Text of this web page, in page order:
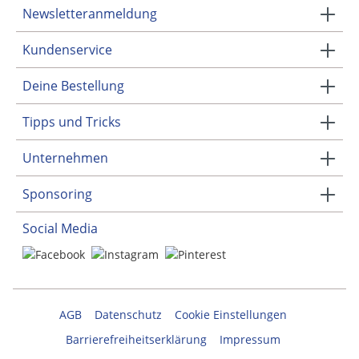
Newsletteranmeldung
Kundenservice
Deine Bestellung
Tipps und Tricks
Unternehmen
Sponsoring
Social Media
AGB Datenschutz
Cookie Einstellungen
Barrierefreiheitserklärung
Impressum